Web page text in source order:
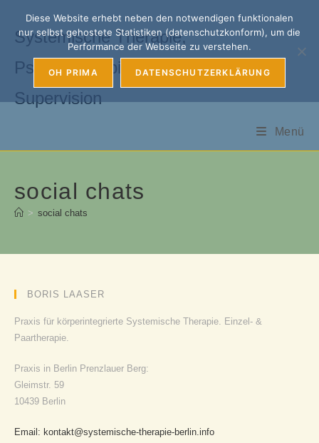
springen
Systemische Therapie,
Psychotherapie, Coaching &
Supervision
Menü
social chats
> social chats
BORIS LAASER
Praxis für körperintegrierte Systemische Therapie. Einzel- &
Paartherapie.
Praxis in Berlin Prenzlauer Berg:
Gleimstr. 59
10439 Berlin
Email: kontakt@systemische-therapie-berlin.info
Diese Website erhebt neben den notwendigen funktionalen
nur selbst gehostete Statistiken (datenschutzkonform), um die
Performance der Webseite zu verstehen.
OH PRIMA DATENSCHUTZERKLÄRUNG